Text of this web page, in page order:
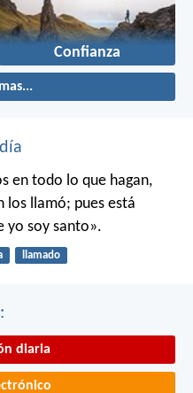
Confianza
en todo lo que hagan,
los llamó; pues está
yo soy santo».
llamado
diaria